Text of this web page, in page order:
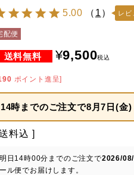
5.00 （ 1） レビ
配便
¥9,500税込
ポイント進呈]
14時までのご注文で8月7日(金)
料込
日 14時00分 までのご注文で2026/08/
ル便でお届けします。